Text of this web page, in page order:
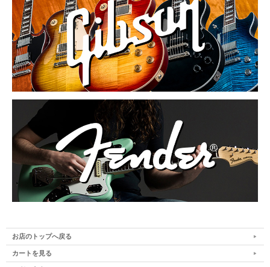
お店のトップへ戻る
カートを見る